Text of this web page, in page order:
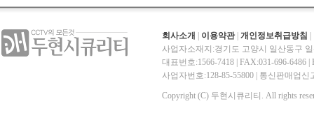
회사소개 이용약관| 개인정보취급방침
사업자소재지:경기도 고양시 일산동구
대표번호:1566-7418 | FAX:031-696-6486 |
사업자번호:128-85-55800 | 통신판매업
Copyright (C) 두현시큐리티. All rights